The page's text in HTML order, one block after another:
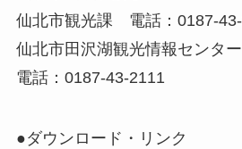
仙北市観光課 電話：0187-
仙北市田沢湖観光情報センタ
電話：0187-43-2111
●ダウンロード・リンク